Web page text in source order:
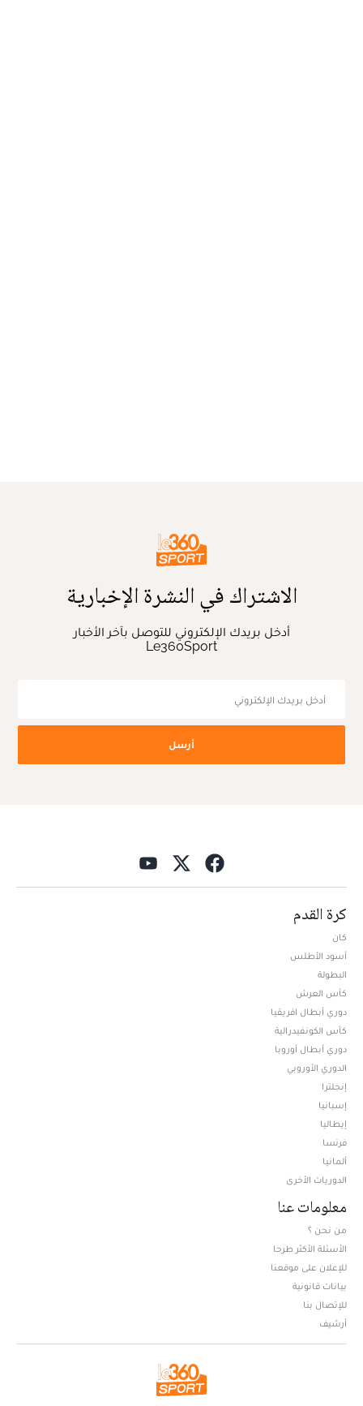
الاشتراك في النشرة الإخبارية
أدخل بريدك الإلكتروني للتوصل بآخر الأخبار
Le360Sport
أرسل
كرة القدم
كان
أسود الأطلس
البطولة
كأس العرش
دوري أبطال افريقيا
كأس الكونفيدرالية
دوري أبطال أوروبا
الدوري الأوروبي
إنجلترا
إسبانيا
إيطاليا
فرنسا
ألمانيا
الدوريات الأخرى
معلومات عنا
من نحن ؟
الأسئلة الأكثر طرحا
للإعلان على موقعنا
بيانات قانونية
للإتصال بنا
أرشيف